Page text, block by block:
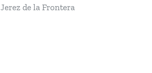
de la Frontera